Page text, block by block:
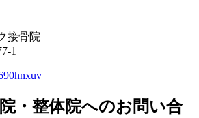
接骨院
1
・整体院へのお問い合